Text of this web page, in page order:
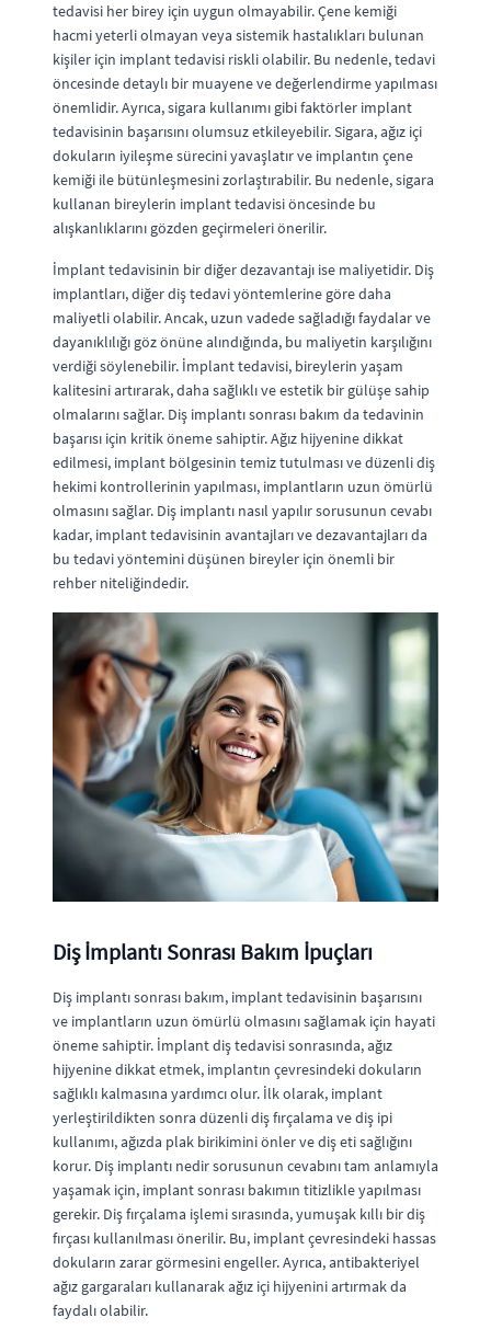
tedavisi her birey için uygun olmayabilir. Çene kemiği
hacmi yeterli olmayan veya sistemik hastalıkları bulunan
kişiler için implant tedavisi riskli olabilir. Bu nedenle, tedavi
öncesinde detaylı bir muayene ve değerlendirme yapılması
önemlidir. Ayrıca, sigara kullanımı gibi faktörler implant
tedavisinin başarısını olumsuz etkileyebilir. Sigara, ağız içi
dokuların iyileşme sürecini yavaşlatır ve implantın çene
kemiği ile bütünleşmesini zorlaştırabilir. Bu nedenle, sigara
kullanan bireylerin implant tedavisi öncesinde bu
alışkanlıklarını gözden geçirmeleri önerilir.
İmplant tedavisinin bir diğer dezavantajı ise maliyetidir. Diş
implantları, diğer diş tedavi yöntemlerine göre daha
maliyetli olabilir. Ancak, uzun vadede sağladığı faydalar ve
dayanıklılığı göz önüne alındığında, bu maliyetin karşılığını
verdiği söylenebilir. İmplant tedavisi, bireylerin yaşam
kalitesini artırarak, daha sağlıklı ve estetik bir gülüşe sahip
olmalarını sağlar. Diş implantı sonrası bakım da tedavinin
başarısı için kritik öneme sahiptir. Ağız hijyenine dikkat
edilmesi, implant bölgesinin temiz tutulması ve düzenli diş
hekimi kontrollerinin yapılması, implantların uzun ömürlü
olmasını sağlar. Diş implantı nasıl yapılır sorusunun cevabı
kadar, implant tedavisinin avantajları ve dezavantajları da
bu tedavi yöntemini düşünen bireyler için önemli bir
rehber niteliğindedir.
Diş İmplantı Sonrası Bakım İpuçları
Diş implantı sonrası bakım, implant tedavisinin başarısını
ve implantların uzun ömürlü olmasını sağlamak için hayati
öneme sahiptir. İmplant diş tedavisi sonrasında, ağız
hijyenine dikkat etmek, implantın çevresindeki dokuların
sağlıklı kalmasına yardımcı olur. İlk olarak, implant
yerleştirildikten sonra düzenli diş fırçalama ve diş ipi
kullanımı, ağızda plak birikimini önler ve diş eti sağlığını
korur. Diş implantı nedir sorusunun cevabını tam anlamıyla
yaşamak için, implant sonrası bakımın titizlikle yapılması
gerekir. Diş fırçalama işlemi sırasında, yumuşak kıllı bir diş
fırçası kullanılması önerilir. Bu, implant çevresindeki hassas
dokuların zarar görmesini engeller. Ayrıca, antibakteriyel
ağız gargaraları kullanarak ağız içi hijyenini artırmak da
faydalı olabilir.